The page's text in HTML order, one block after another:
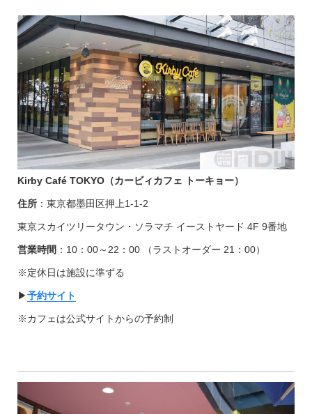
Kirby Café TOKYO（カービィカフェ トーキョー）
住所：東京都墨田区押上1-1-2
東京スカイツリータウン・ソラマチ イーストヤード 4F 9番地
営業時間：10：00～22：00 （ラストオーダー 21：00）
※定休日は施設に準ずる
▶︎予約サイト
※カフェは公式サイトからの予約制